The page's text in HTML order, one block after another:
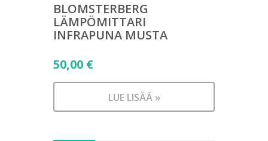
BLOMSTERBERG
LÄMPÖMITTARI
INFRAPUNA MUSTA
50,00 €
LUE LISÄÄ »